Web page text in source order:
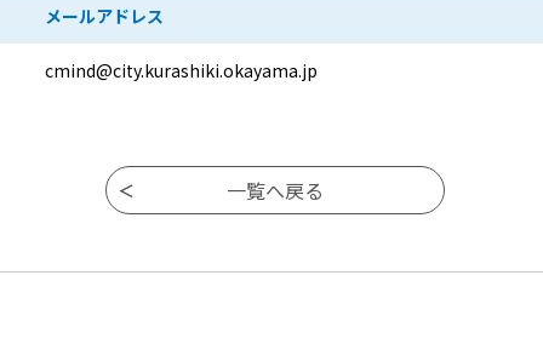
メールアドレス
cmind@city.kurashiki.okayama.jp